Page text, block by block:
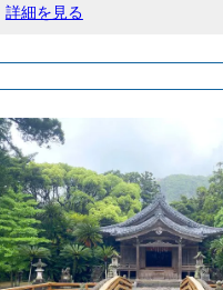
ちがリアルかつ可愛らし
ガ石の彫刻：新島で採
やすいコーガ石を使用
徴を細部まで表現した
の併設：滑り台やアス
遊具もあり、子どもたち
詳細を見る